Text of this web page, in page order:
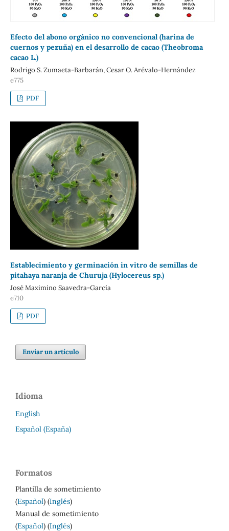
Efecto del abono orgánico no convencional (harina de
cuernos y pezuña) en el desarrollo de cacao (Theobroma
cacao L.)
Rodrigo S. Zumaeta-Barbarán, Cesar O. Arévalo-Hernández
e775
PDF
Establecimiento y germinación in vitro de semillas de
pitahaya naranja de Churuja (Hylocereus sp.)
José Maximino Saavedra-García
e710
PDF
Enviar un artículo
Idioma
English
Español (España)
Formatos
Plantilla de sometimiento
(Español) (Inglés)
Manual de sometimiento
(Español) (Inglés)